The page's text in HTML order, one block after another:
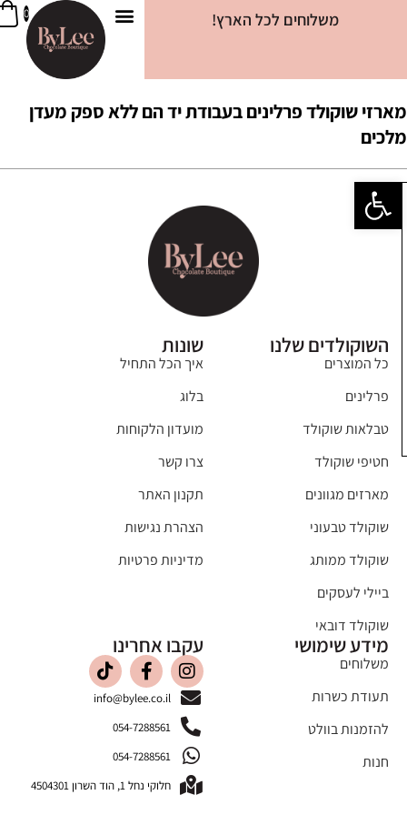
משלוחים לכל הארץ! 0
שוקולד פרלינים בעבודת יד הם ללא ספק מעדן
השוקולדים שלנו
כל המוצרים
פרלינים
טבלאות שוקולד
חטיפי שוקולד
מארזים מגוונים
שוקולד טבעוני
שוקולד ממותג
ביילי לעסקים
שוקולד דובאי
שונות
איך הכל התחיל
בלוג
מועדון הלקוחות
צרו קשר
תקנון האתר
הצהרת נגישות
מדיניות פרטיות
מידע שימושי
משלוחים
תעודת כשרות
להזמנות בוולט
חנות
עקבו אחרינו
info@bylee.co.il
054-7288561
054-7288561
חלוקי נחל 1, הוד השרון 4504301
פתח סרגל נגישות